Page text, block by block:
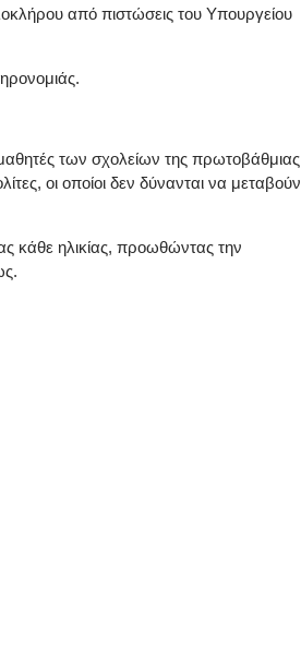
από πιστώσεις του Υπουργείου
των σχολείων της πρωτοβάθμιας
οι οποίοι δεν δύνανται να μεταβούν
κάθε ηλικίας, προωθώντας την